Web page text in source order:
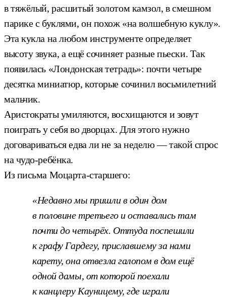
в тяжёлый, расшитый золотом камзол, в смешном
парике с буклями, он похож «на волшебную куклу».
Эта кукла на любом инструменте определяет
высоту звука, а ещё сочиняет разные пьески. Так
появилась «Лондонская тетрадь»: почти четыре
десятка миниатюр, которые сочинил восьмилетний
мальчик.
Аристократы умиляются, восхищаются и зовут
поиграть у себя во дворцах. Для этого нужно
договариваться едва ли не за неделю — такой спрос
на чудо-ребёнка.
Из письма Моцарта-старшего:
«Недавно мы пришли в один дом
в половине третьего и оставались там
почти до четырёх. Оттуда поспешили
к графу Гардегу, приславшему за нами
карету, она отвезла галопом в дом ещё
одной дамы, от которой поехали
к канцлеру Кауницему, где играли